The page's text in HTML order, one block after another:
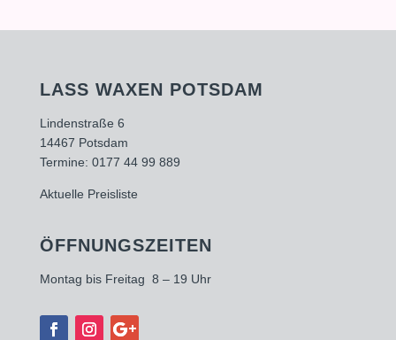
LASS WAXEN POTSDAM
Lindenstraße 6
14467 Potsdam
Termine: 0177 44 99 889
Aktuelle Preisliste
ÖFFNUNGSZEITEN
Montag bis Freitag 8 – 19 Uhr